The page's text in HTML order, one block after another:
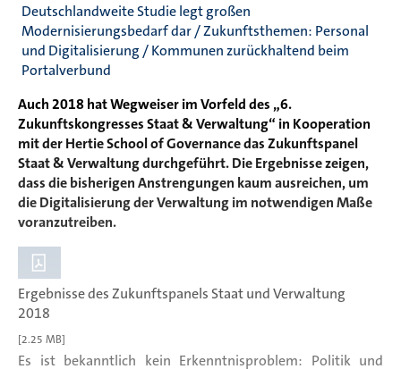
Deutschlandweite Studie legt großen
Modernisierungsbedarf dar / Zukunftsthemen: Personal
und Digitalisierung / Kommunen zurückhaltend beim
Portalverbund
Auch 2018 hat Wegweiser im Vorfeld des „6.
Zukunftskongresses Staat & Verwaltung“ in Kooperation
mit der Hertie School of Governance das Zukunftspanel
Staat & Verwaltung durchgeführt. Die Ergebnisse zeigen,
dass die bisherigen Anstrengungen kaum ausreichen, um
die Digitalisierung der Verwaltung im notwendigen Maße
voranzutreiben.
Ergebnisse des Zukunftspanels Staat und Verwaltung
2018
[2.25 MB]
Es ist bekanntlich kein Erkenntnisproblem: Politik und